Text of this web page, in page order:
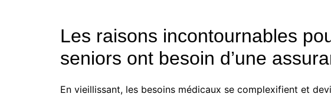
Les raisons incontournables
seniors ont besoin d’une
En vieillissant, les besoins médicaux se complexifient et